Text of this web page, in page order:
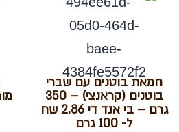
חמאת בוטנים עם שברי
בוטנים (קראנצי) – 350
גרם – בי אנד די 2.86 שח
ל- 100 גרם